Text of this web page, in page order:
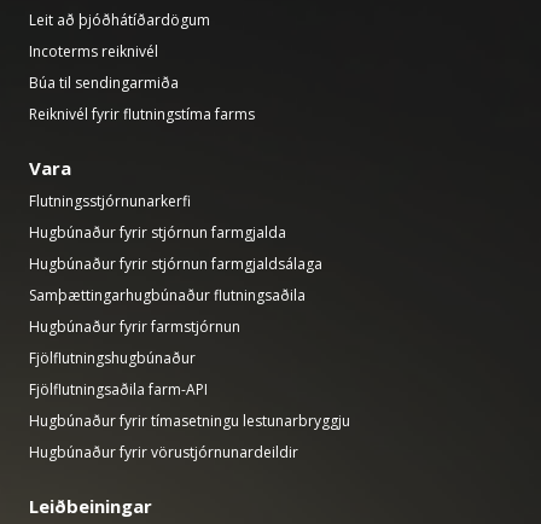
Leit að þjóðhátíðardögum
Incoterms reiknivél
Búa til sendingarmiða
Reiknivél fyrir flutningstíma farms
Vara
Flutningsstjórnunarkerfi
Hugbúnaður fyrir stjórnun farmgjalda
Hugbúnaður fyrir stjórnun farmgjaldsálaga
Samþættingarhugbúnaður flutningsaðila
Hugbúnaður fyrir farmstjórnun
Fjölflutningshugbúnaður
Fjölflutningsaðila farm-API
Hugbúnaður fyrir tímasetningu lestunarbryggju
Hugbúnaður fyrir vörustjórnunardeildir
Leiðbeiningar